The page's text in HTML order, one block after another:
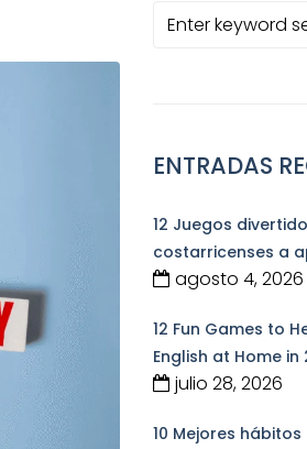
ENTRADAS
12 Juegos
costarricenses a
agosto 4, 2026
12 Fun Games to
English at Home in
julio 28, 2026
10 Mejores